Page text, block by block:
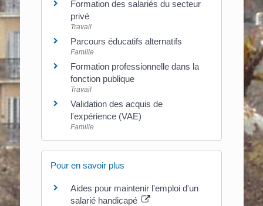
Formation des salariés du secteur
privé
Travail
Parcours éducatifs alternatifs
Famille
Formation professionnelle dans la
fonction publique
Travail
Validation des acquis de
l'expérience (VAE)
Famille
Pour en savoir plus
Aides pour maintenir l'emploi d'un
salarié handicapé